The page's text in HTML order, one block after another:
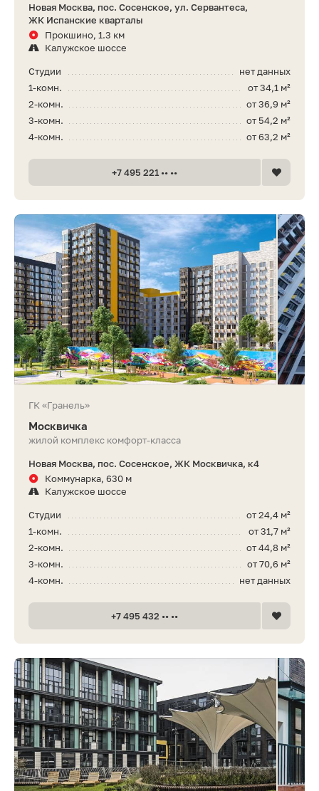
Новая Москва, пос. Сосенское, ул. Сервантеса,
ЖК Испанские кварталы
Прокшино, 1.3 км
Калужское шоссе
нет данных
Студии
от 34,1 м²
1-комн.
от 36,9 м²
2-комн.
от 54,2 м²
3-комн.
от 63,2 м²
4-комн.
+7 495 221 •• ••
ГК «Гранель»
Москвичка
жилой комплекс комфорт-класса
Новая Москва, пос. Сосенское, ЖК Москвичка, к4
Коммунарка, 630 м
Калужское шоссе
от 24,4 м²
Студии
от 31,7 м²
1-комн.
от 44,8 м²
2-комн.
от 70,6 м²
3-комн.
нет данных
4-комн.
+7 495 432 •• ••